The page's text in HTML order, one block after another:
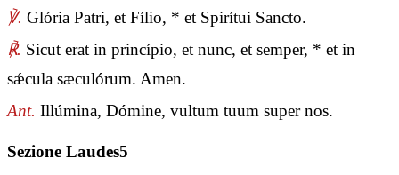
℣. Glória Patri, et Fílio, * et Spirítui Sancto.
℟. Sicut erat in princípio, et nunc, et semper, * et in
sǽcula sæculórum. Amen.
Ant. Illúmina, Dómine, vultum tuum super nos.
Sezione Laudes5